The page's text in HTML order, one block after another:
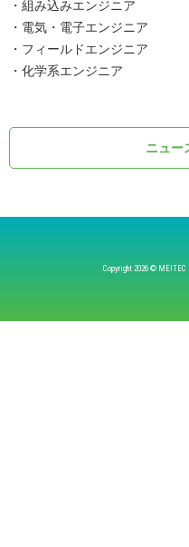
・組み込みエンジニア
・電気・電子エンジニア
・フィールドエンジニア
・化学系エンジニア
ニュー
Copyright 2026 © MEITEC